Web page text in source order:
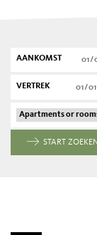
AANKOMST
VERTREK
START ZOEKEN